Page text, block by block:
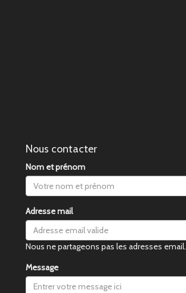
Nous contacter
Nom et prénom
Adresse mail
Nous ne partageons pas les adresses email.
Message